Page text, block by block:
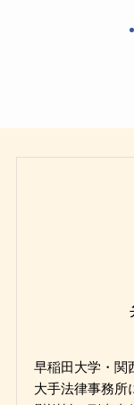
早稲田大学・関
大手法律事務所